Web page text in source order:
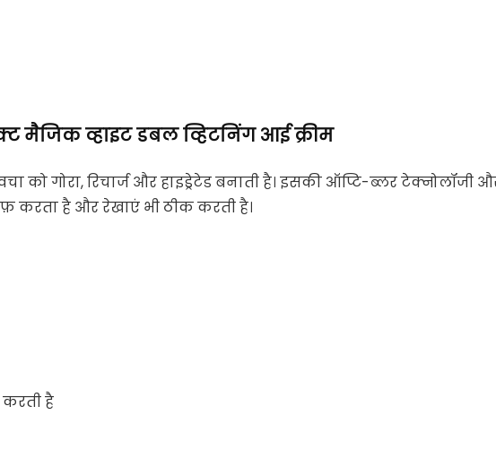
मैजिक व्हाइट डबल व्हिटनिंग आई क्रीम
को गोरा, रिचार्ज और हाइड्रेटेड बनाती है। इसकी ऑप्टि-ब्लर टेक्नोलॉजी
है और रेखाएं भी ठीक करती है।
है